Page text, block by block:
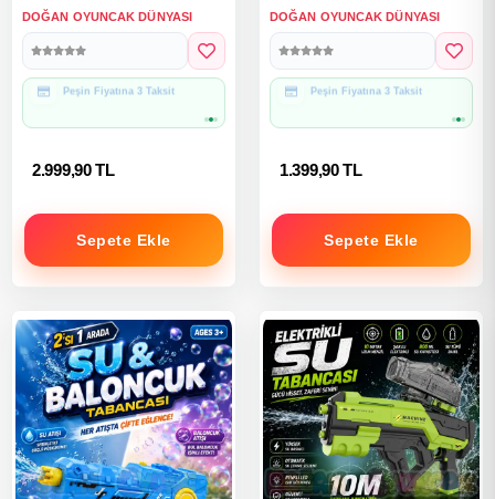
Menzilli 1000 Ml - Elektirikli
Su Tabancası
DOĞAN OYUNCAK DÜNYASI
Hediye Paketine Uygun
2.999,90 TL
Sepete Ekle
Tabancası Pembe -
Elektirikli Water Gun Köpük
Tabancası
DOĞAN OYUNCAK DÜNYASI
Hediye Paketine Uygun
1.399,90 TL
Sepete Ekle